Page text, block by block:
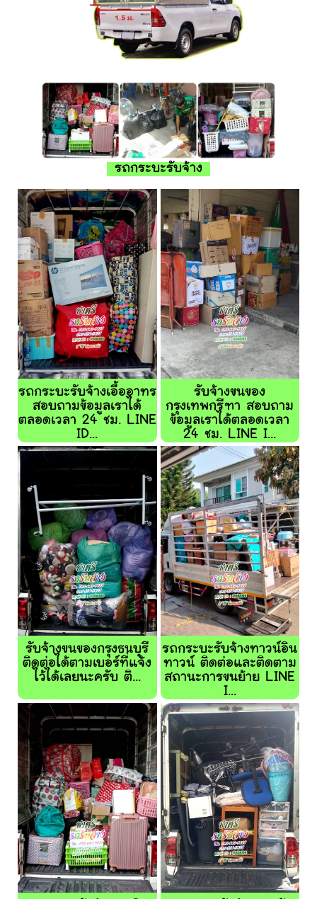
รถกระบะรับจ้าง
รถกระบะรับจ้างเอื้ออาทร
สอบถามข้อมูลเราได้
ตลอดเวลา 24 ชม. LINE
ID...
รับจ้างขนของ
กรุงเทพกรีฑา สอบถาม
ข้อมูลเราได้ตลอดเวลา
24 ชม. LINE I...
รับจ้างขนของกรุงธนบุรี
ติดต่อได้ตามเบอร์ที่แจ้ง
ไว้ได้เลยนะครับ ติ...
รถกระบะรับจ้างทาวน์อิน
ทาวน์ ติดต่อและติดตาม
สถานะการขนย้าย LINE
I...